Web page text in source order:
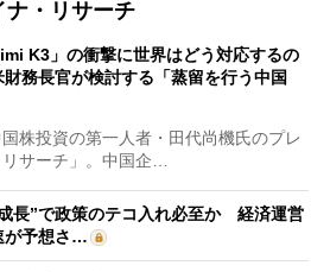
ナ・リサーチ
K3」の衝撃に世界はどう対応するの
務長官が検討する「蒸留を行う中国
株投資の第一人者・田代尚機氏のプレ
サーチ」。中国企…
長”で政策のテコ入れ必至か 経済運営
が予想さ…